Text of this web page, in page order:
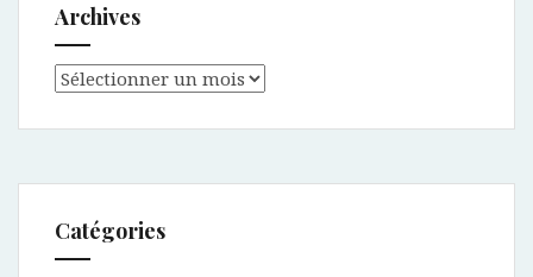
Archives
Archives
Catégories